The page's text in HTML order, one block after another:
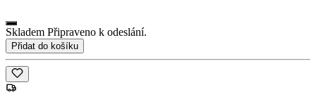
Skladem Připraveno k odeslání.
Přidat do košíku